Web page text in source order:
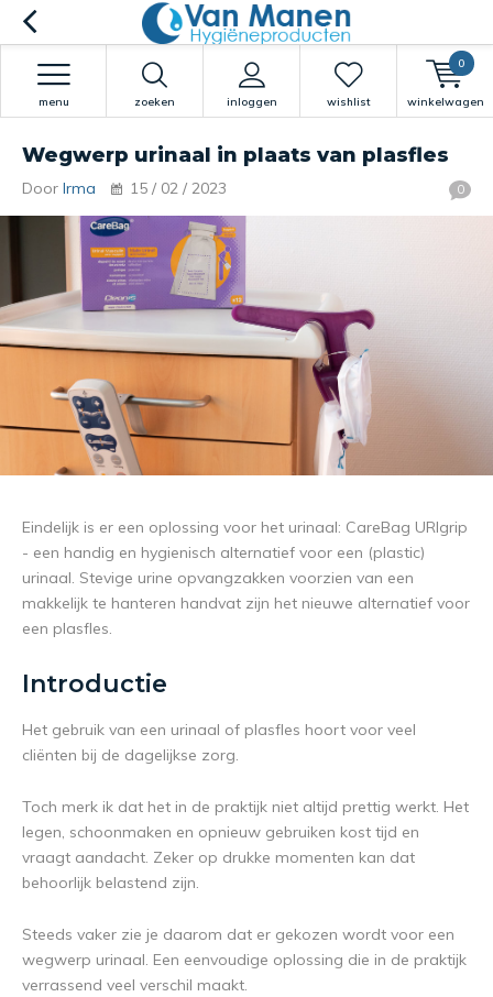
zoeken inloggen
menu wishlist winkelwagen
0
Wegwerp urinaal in plaats van plasfles
Door Irma 15 / 02 / 2023 0
Eindelijk is er een oplossing voor het urinaal: CareBag URIgrip
- een handig en hygienisch alternatief voor een (plastic)
urinaal. Stevige urine opvangzakken voorzien van een
makkelijk te hanteren handvat zijn het nieuwe alternatief voor
een plasfles.
Introductie
Het gebruik van een urinaal of plasfles hoort voor veel
cliënten bij de dagelijkse zorg.
Toch merk ik dat het in de praktijk niet altijd prettig werkt. Het
legen, schoonmaken en opnieuw gebruiken kost tijd en
vraagt aandacht. Zeker op drukke momenten kan dat
behoorlijk belastend zijn.
Steeds vaker zie je daarom dat er gekozen wordt voor een
wegwerp urinaal. Een eenvoudige oplossing die in de praktijk
verrassend veel verschil maakt.